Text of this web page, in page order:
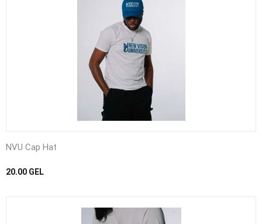
NVU Cap Hat
20.00 GEL